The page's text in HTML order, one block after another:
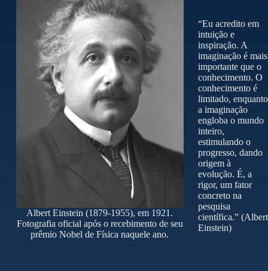
Albert Einstein (1879-1955), em 1921.
Fotografia oficial após o recebimento de seu
prêmio Nobel de Física naquele ano.
“Eu acredito em
intuição e
inspiração. A
imaginação é mais
importante que o
conhecimento. O
conhecimento é
limitado, enquanto
a imaginação
engloba o mundo
inteiro,
estimulando o
progresso, dando
origem à
evolução. É, a
rigor, um fator
concreto na
pesquisa
científica.” (Albert
Einstein)